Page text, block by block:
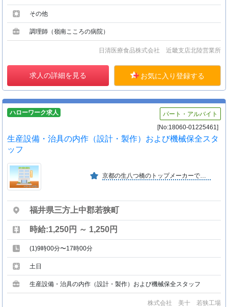
その他
調理師（嶺南こころの病院）
日清医療食品株式会社 近畿支店北陸営業所
求人の詳細を見る お気に入り登録する
ハローワーク求人
パート・アルバイト
[No:18060-01225461]
生産設備・治具の内作（設計・製作）および機械保全スタ
ッフ
京都の生八つ橋のトップメーカーです。「おいしさをはこび、よろこびを創る」を経営理念に厳選した原料や製法に信念を持ち、昨日よりも、今日よりも、安心で美味しいお菓子を目指します。
福井県三方上中郡若狭町
時給:1,250円 ～ 1,250円
(1)9時00分〜17時00分
土日
生産設備・治具の内作（設計・製作）および機械保全スタッフ
株式会社 美十 若狭工場